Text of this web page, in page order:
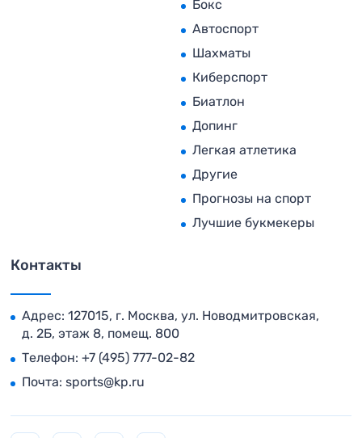
Бокс
Автоспорт
Шахматы
Киберспорт
Биатлон
Допинг
Легкая атлетика
Другие
Прогнозы на спорт
Лучшие букмекеры
Контакты
Адрес: 127015, г. Москва, ул. Новодмитровская,
д. 2Б, этаж 8, помещ. 800
Телефон: +7 (495) 777-02-82
Почта: sports@kp.ru